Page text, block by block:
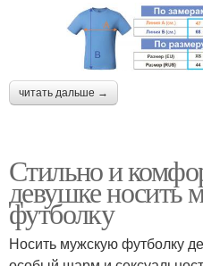
читать дальше →
Стильно и
девушке носить
футболку
Носить мужскую футболку